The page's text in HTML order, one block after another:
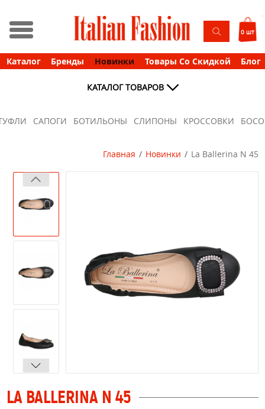
Каталог Бренды Новинки Товары Со Скидкой Блог
0 шт
КАТАЛОГ ТОВАРОВ
САПОГИ БОТИЛЬОНЫ СЛИПОНЫ КРОССОВКИ
Главная Новинки La Ballerina N 45
LA BALLERINA N 45